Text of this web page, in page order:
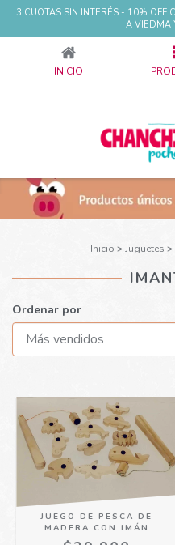
3 CUOTAS SIN INTERÉS - 10% OFF
A VIEDMA
IMANTADOS
INICIO
Inicio >Juguetes >
Ordenar por
JUEGO DE PESCA DE
MADERA CON IMÁN